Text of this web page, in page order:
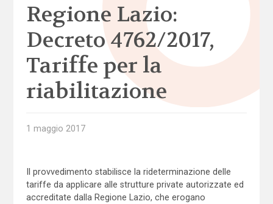
Regione Lazio:
Decreto 4762/2017,
Tariffe per la
riabilitazione
1 maggio 2017
Il provvedimento stabilisce la rideterminazione delle
tariffe da applicare alle strutture private autorizzate ed
accreditate dalla Regione Lazio, che erogano